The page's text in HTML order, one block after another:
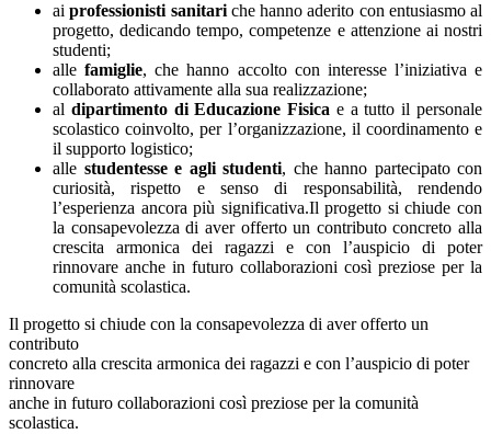
aiprofessionisti sanitariche hanno aderito con entusiasmo al
progetto, dedicando tempo, competenze e attenzione ai nostri
studenti;
allefamiglie, che hanno accolto con interesse l’iniziativa e
collaborato attivamente alla sua realizzazione;
al dipartimento di Educazione Fisica e a tutto il personale
scolastico coinvolto, per l’organizzazione, il coordinamento e
il supporto logistico;
alle studentesse e agli studenti, che hanno partecipato con
curiosità, rispetto e senso di responsabilità, rendendo
l’esperienza ancora più significativa.Il progetto si chiude con
la consapevolezza di aver offerto un contributo concreto alla
crescita armonica dei ragazzi e con l’auspicio di poter
rinnovare anche in futuro collaborazioni così preziose per la
comunità scolastica.
Il progetto si chiude con la consapevolezza di aver offerto un
contributo
concreto alla crescita armonica dei ragazzi e con l’auspicio di poter
rinnovare
anche in futuro collaborazioni così preziose per la comunità
scolastica.